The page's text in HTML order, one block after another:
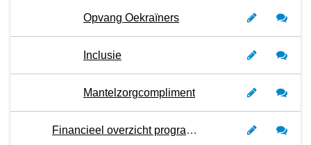
Opvang Oekraïners
Inclusie
Mantelzorgcompliment
Financieel overzicht programma 4